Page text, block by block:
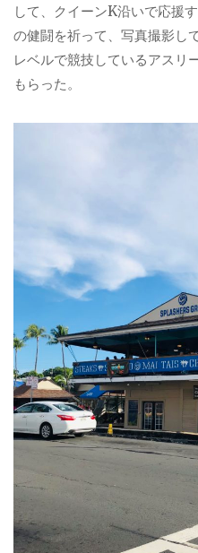
して、クイーンK沿いで応援
の健闘を祈って、写真撮影し
レベルで競技しているアスリ
もらった。